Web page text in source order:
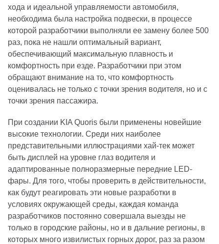
хода и идеальной управляемости автомобиля,
необходима была настройка подвески, в процессе
которой разработчики выполняли ее замену более 500
раз, пока не нашли оптимальный вариант,
обеспечивающий максимальную плавность и
комфортность при езде. Разработчики при этом
обращают внимание на то, что комфортность
оценивалась не только с точки зрения водителя, но и с
точки зрения пассажира.
При создании KIA Quoris были применены новейшие
высокие технологии. Среди них наиболее
представительными иллюстрациями хай-тек может
быть дисплей на уровне глаз водителя и
адаптированные полноразмерные передние LED-
фары. Для того, чтобы проверить в действительности,
как будут реагировать эти новые разработки в
условиях окружающей среды, каждая команда
разработчиков постоянно совершала выезды не
только в городские районы, но и в дальние регионы, в
которых много извилистых горных дорог, раз за разом